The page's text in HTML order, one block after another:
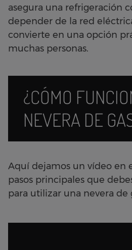
asegura una refrigeración
depender de la red
convierte en una opción
muchas personas.
¿CÓMO
NEVERA DE
Aquí dejamos un vídeo en
pasos principales que
para utilizar una nevera de